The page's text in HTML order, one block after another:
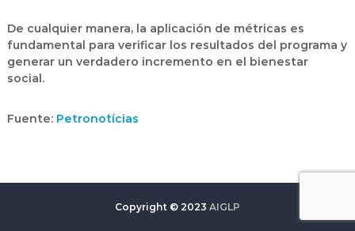
De cualquier manera, la aplicación de métricas es
fundamental para verificar los resultados del programa y
generar un verdadero incremento en el bienestar
social.
Fuente: Petronotícias
Copyright © 2023 AIGLP